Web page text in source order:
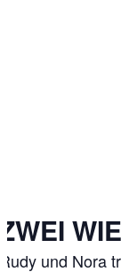
ZWEI
Rudy und Nora